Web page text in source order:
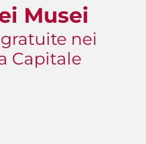
Musei
nei
Capitale